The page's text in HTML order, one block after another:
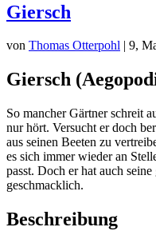
Giersch
von Thomas Otterpohl 9,
Giersch
So mancher Gärtner schreit
nur hört. Versucht er doch
aus seinen Beeten zu
es sich immer wieder an
passt. Doch er hat auch
geschmacklich.
Beschreibung